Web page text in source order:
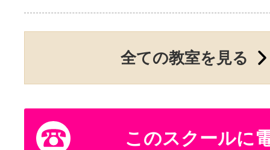
サイトマッ
全ての教室を見る
このスクールに